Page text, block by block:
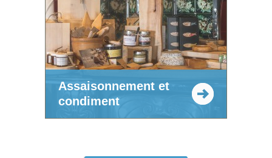
Assaisonnement et
condiment